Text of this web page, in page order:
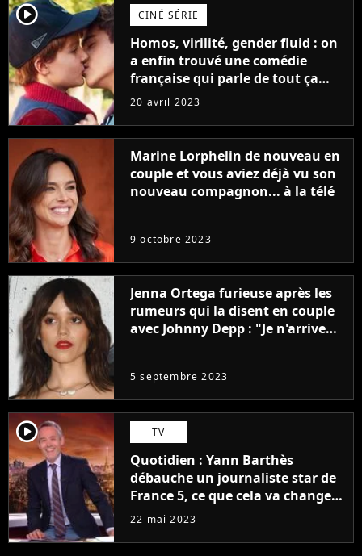
player2 CINÉ SÉRIE
Homos, virilité, gender fluid : on
a enfin trouvé une comédie
française qui parle de tout ça
sans être super ringarde
20 avril 2023
Marine Lorphelin de nouveau en
couple et vous aviez déjà vu son
nouveau compagnon... à la télé
9 octobre 2023
Jenna Ortega furieuse après les
rumeurs qui la disent en couple
avec Johnny Depp : "Je n'arrive
5 septembre 2023
player2 TV
Quotidien : Yann Barthès
débauche un journaliste star de
France 5, ce que cela va changer
à la rentrée
22 mai 2023